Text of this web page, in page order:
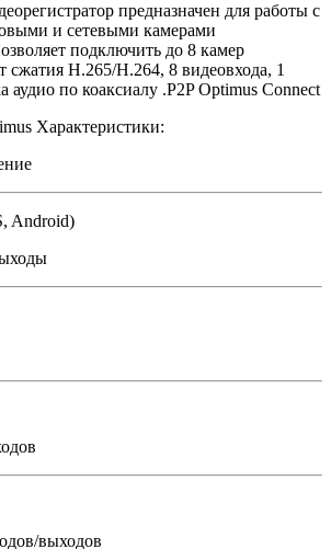
предназначен для работы с
и сетевыми камерами
подключить до 8 камер
H.265/H.264, 8 видеовхода, 1
аудио по коаксиалу .P2P Optimus Connect
Характеристики:
Android)
выходов